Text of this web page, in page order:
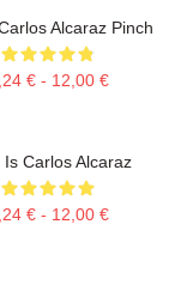
Alcaraz Pinch
€ - 12,00 €
Is Carlos Alcaraz
€ - 12,00 €